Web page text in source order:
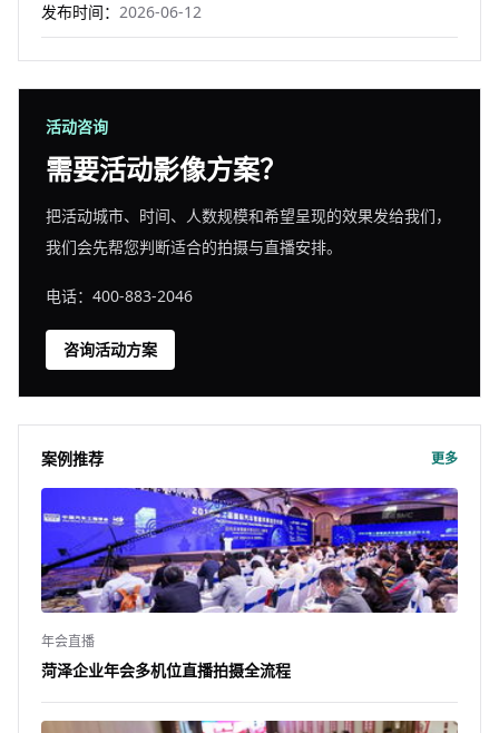
发布时间： 2026-06-12
活动咨询
需要活动影像方案？
把活动城市、时间、人数规模和希望呈现的效果发给我们，
我们会先帮您判断适合的拍摄与直播安排。
电话：400-883-2046
咨询活动方案
案例推荐 更多
年会直播
菏泽企业年会多机位直播拍摄全流程